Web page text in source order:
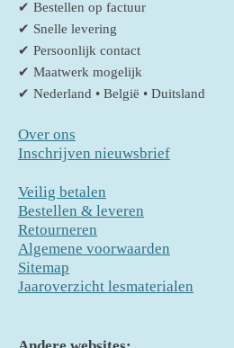
✔ Bestellen op factuur
✔ Snelle levering
✔ Persoonlijk contact
✔ Maatwerk mogelijk
✔ Nederland • België • Duitsland
Over ons
Inschrijven nieuwsbrief
Veilig betalen
Bestellen & leveren
Retourneren
Algemene voorwaarden
Sitemap
Jaaroverzicht lesmaterialen